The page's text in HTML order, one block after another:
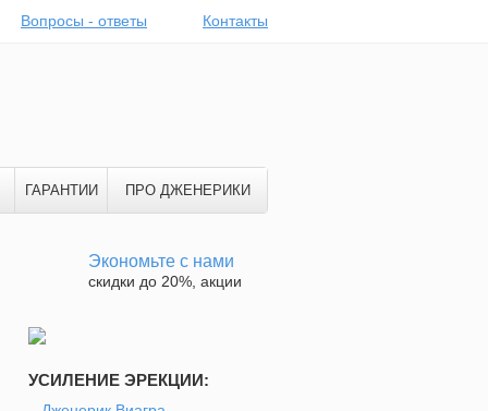
Вопросы - ответы Контакты
ГАРАНТИИ ПРО ДЖЕНЕРИКИ
Экономьте с нами
скидки до 20%, акции
УСИЛЕНИЕ ЭРЕКЦИИ: